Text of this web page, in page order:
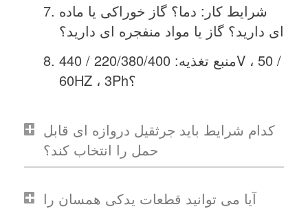
شرایط کار: دما؟ گاز خوراکی یا ماده
ای دارید؟ گاز یا مواد منفجره ای دارید؟
منبع تغذیه: 220/380/400 / 440V ، 50 /
کدام شرایط باید جرثقیل دروازه ای قابل
حمل را انتخاب کند؟
آیا می توانید قطعات یدکی همسان را